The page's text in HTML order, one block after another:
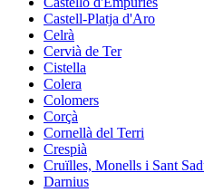
Castell-Platja d'Aro
Celrà
Cervià de Ter
Cistella
Colera
Colomers
Corçà
Cornellà del Terri
Crespià
Cruïlles, Monells i Sant
Darnius